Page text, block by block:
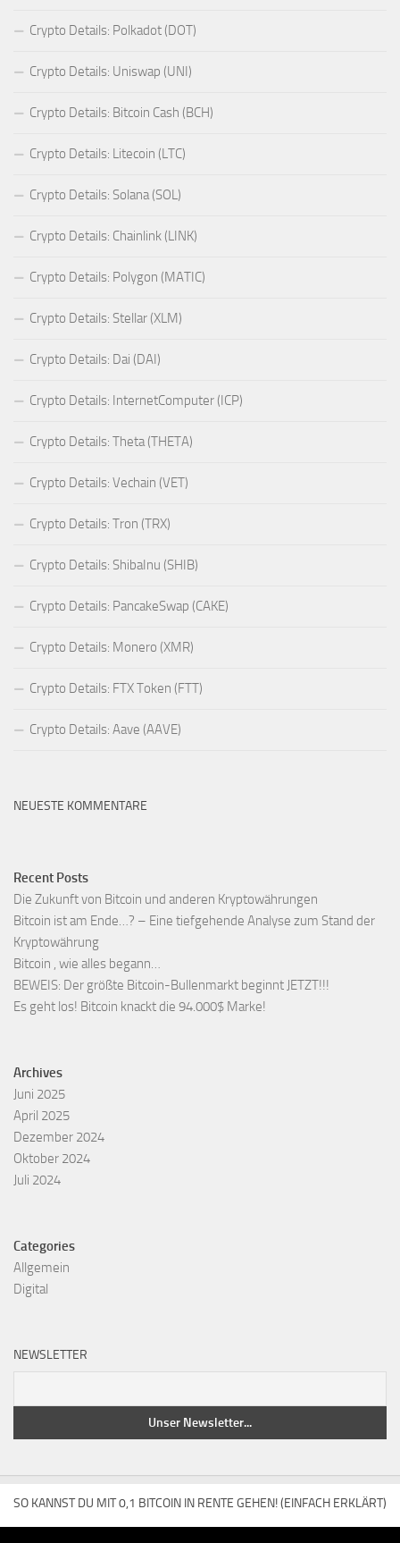
Crypto Details: Polkadot (DOT)
Crypto Details: Uniswap (UNI)
Crypto Details: Bitcoin Cash (BCH)
Crypto Details: Litecoin (LTC)
Crypto Details: Solana (SOL)
Crypto Details: Chainlink (LINK)
Crypto Details: Polygon (MATIC)
Crypto Details: Stellar (XLM)
Crypto Details: Dai (DAI)
Crypto Details: InternetComputer (ICP)
Crypto Details: Theta (THETA)
Crypto Details: Vechain (VET)
Crypto Details: Tron (TRX)
Crypto Details: ShibaInu (SHIB)
Crypto Details: PancakeSwap (CAKE)
Crypto Details: Monero (XMR)
Crypto Details: FTX Token (FTT)
Crypto Details: Aave (AAVE)
NEUESTE KOMMENTARE
Recent Posts
Die Zukunft von Bitcoin und anderen Kryptowährungen
Bitcoin ist am Ende…? – Eine tiefgehende Analyse zum Stand der
Kryptowährung
Bitcoin , wie alles begann…
BEWEIS: Der größte Bitcoin-Bullenmarkt beginnt JETZT!!!
Es geht los! Bitcoin knackt die 94.000$ Marke!
Archives
Juni 2025
April 2025
Dezember 2024
Oktober 2024
Juli 2024
Categories
Allgemein
Digital
NEWSLETTER
SO KANNST DU MIT 0,1 BITCOIN IN RENTE GEHEN! (EINFACH ERKLÄRT)